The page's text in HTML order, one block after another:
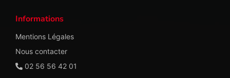
Informations
Mentions Légales
Nous contacter
02 56 56 42 01